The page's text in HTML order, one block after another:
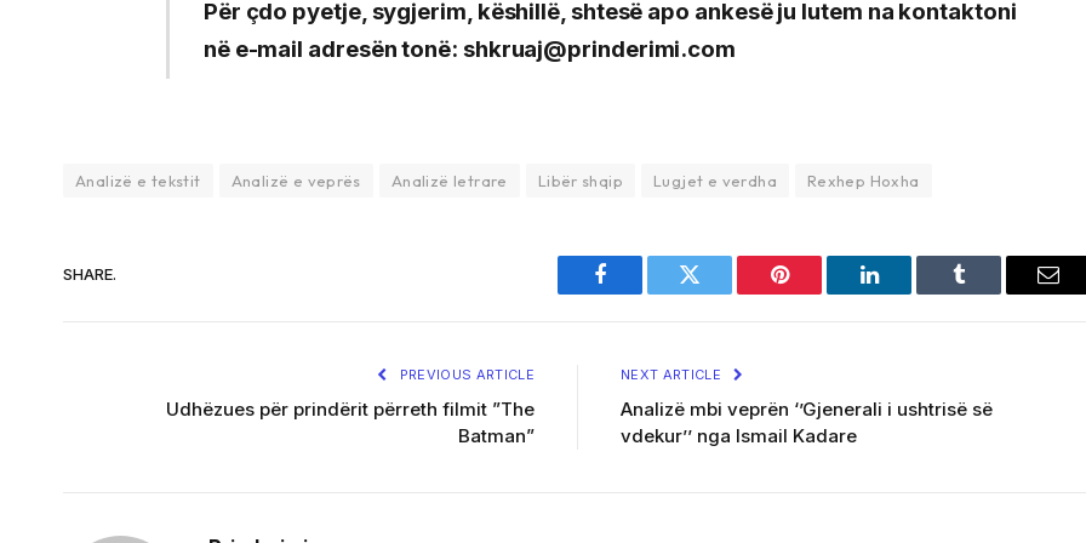
Për çdo pyetje, sygjerim, këshillë, shtesë apo ankesë ju lutem na kontaktoni
në e-mail adresën tonë: shkruaj@prinderimi.com
Analizë e tekstit Analizë e veprës Analizë letrare Libër shqip Lugjet e verdha Rexhep Hoxha
SHARE.
Facebook Twitter Pinterest LinkedIn Tumblr
PREVIOUS ARTICLE
Udhëzues për prindërit përreth filmit ”The
Batman”
NEXT ARTICLE
Analizë mbi veprën ‘’Gjenerali i ushtrisë së
vdekur’’ nga Ismail Kadare